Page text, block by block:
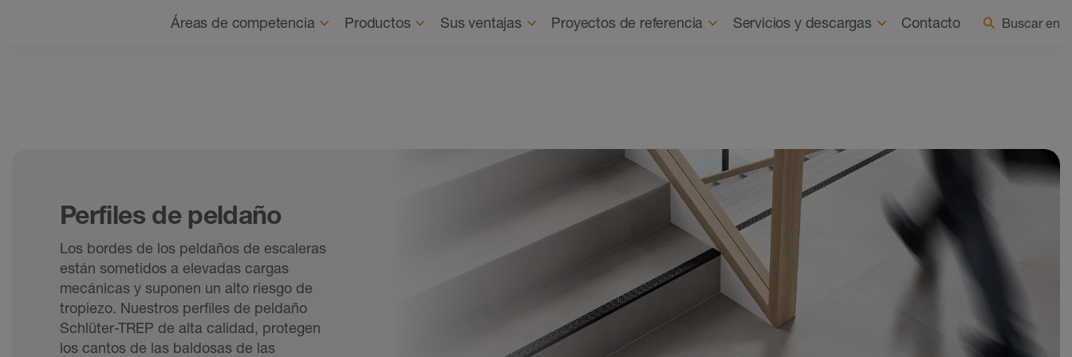
Quienes somos Actualidad Seleccionar país/idioma
Áreas de competencia Productos Sus ventajas Proyectos de referencia Servicios y descargas Contacto Buscar en
Perfiles de peldaño
Los bordes de los peldaños de escaleras
están sometidos a elevadas cargas
mecánicas y suponen un alto riesgo de
tropiezo. Nuestros perfiles de peldaño
Schlüter-TREP de alta calidad, protegen
los cantos de las baldosas de las